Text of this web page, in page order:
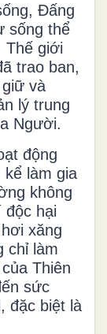
Đấng
sống thể
Thế giới
trao ban,
và
lý trung
Người.
động
kể làm gia
không
độc hại
xăng
chỉ làm
Thiên
sức
đặc biệt là